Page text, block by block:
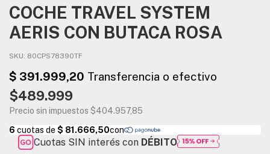
COCHE TRAVEL SYSTEM
AERIS CON BUTACA ROSA
SKU: 80CPS78390TF
$489.999
Precio sin impuestos $404.957,85
Cuotas SIN interés con DÉBITO